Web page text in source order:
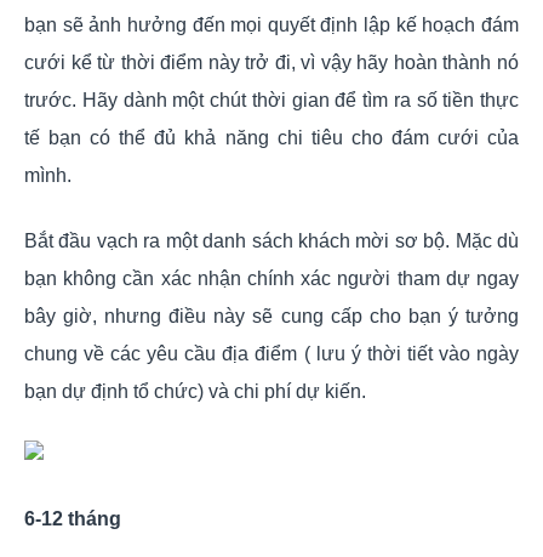
bạn sẽ ảnh hưởng đến mọi quyết định lập kế hoạch đám
cưới kể từ thời điểm này trở đi, vì vậy hãy hoàn thành nó
trước. Hãy dành một chút thời gian để tìm ra số tiền thực
tế bạn có thể đủ khả năng chi tiêu cho đám cưới của
mình.
Bắt đầu vạch ra một danh sách khách mời sơ bộ. Mặc dù
bạn không cần xác nhận chính xác người tham dự ngay
bây giờ, nhưng điều này sẽ cung cấp cho bạn ý tưởng
chung về các yêu cầu địa điểm ( lưu ý thời tiết vào ngày
bạn dự định tổ chức) và chi phí dự kiến.
6-12 tháng